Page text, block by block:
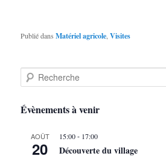
Publié dans Matériel agricole,Visites
e
h
Évènements à venir
AOÛT
20
15:00- 17:00
Découverte du village